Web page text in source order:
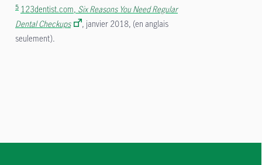
5 123dentist.com, Six Reasons You Need Regular
Dental Checkups
, janvier 2018, (en anglais
seulement).